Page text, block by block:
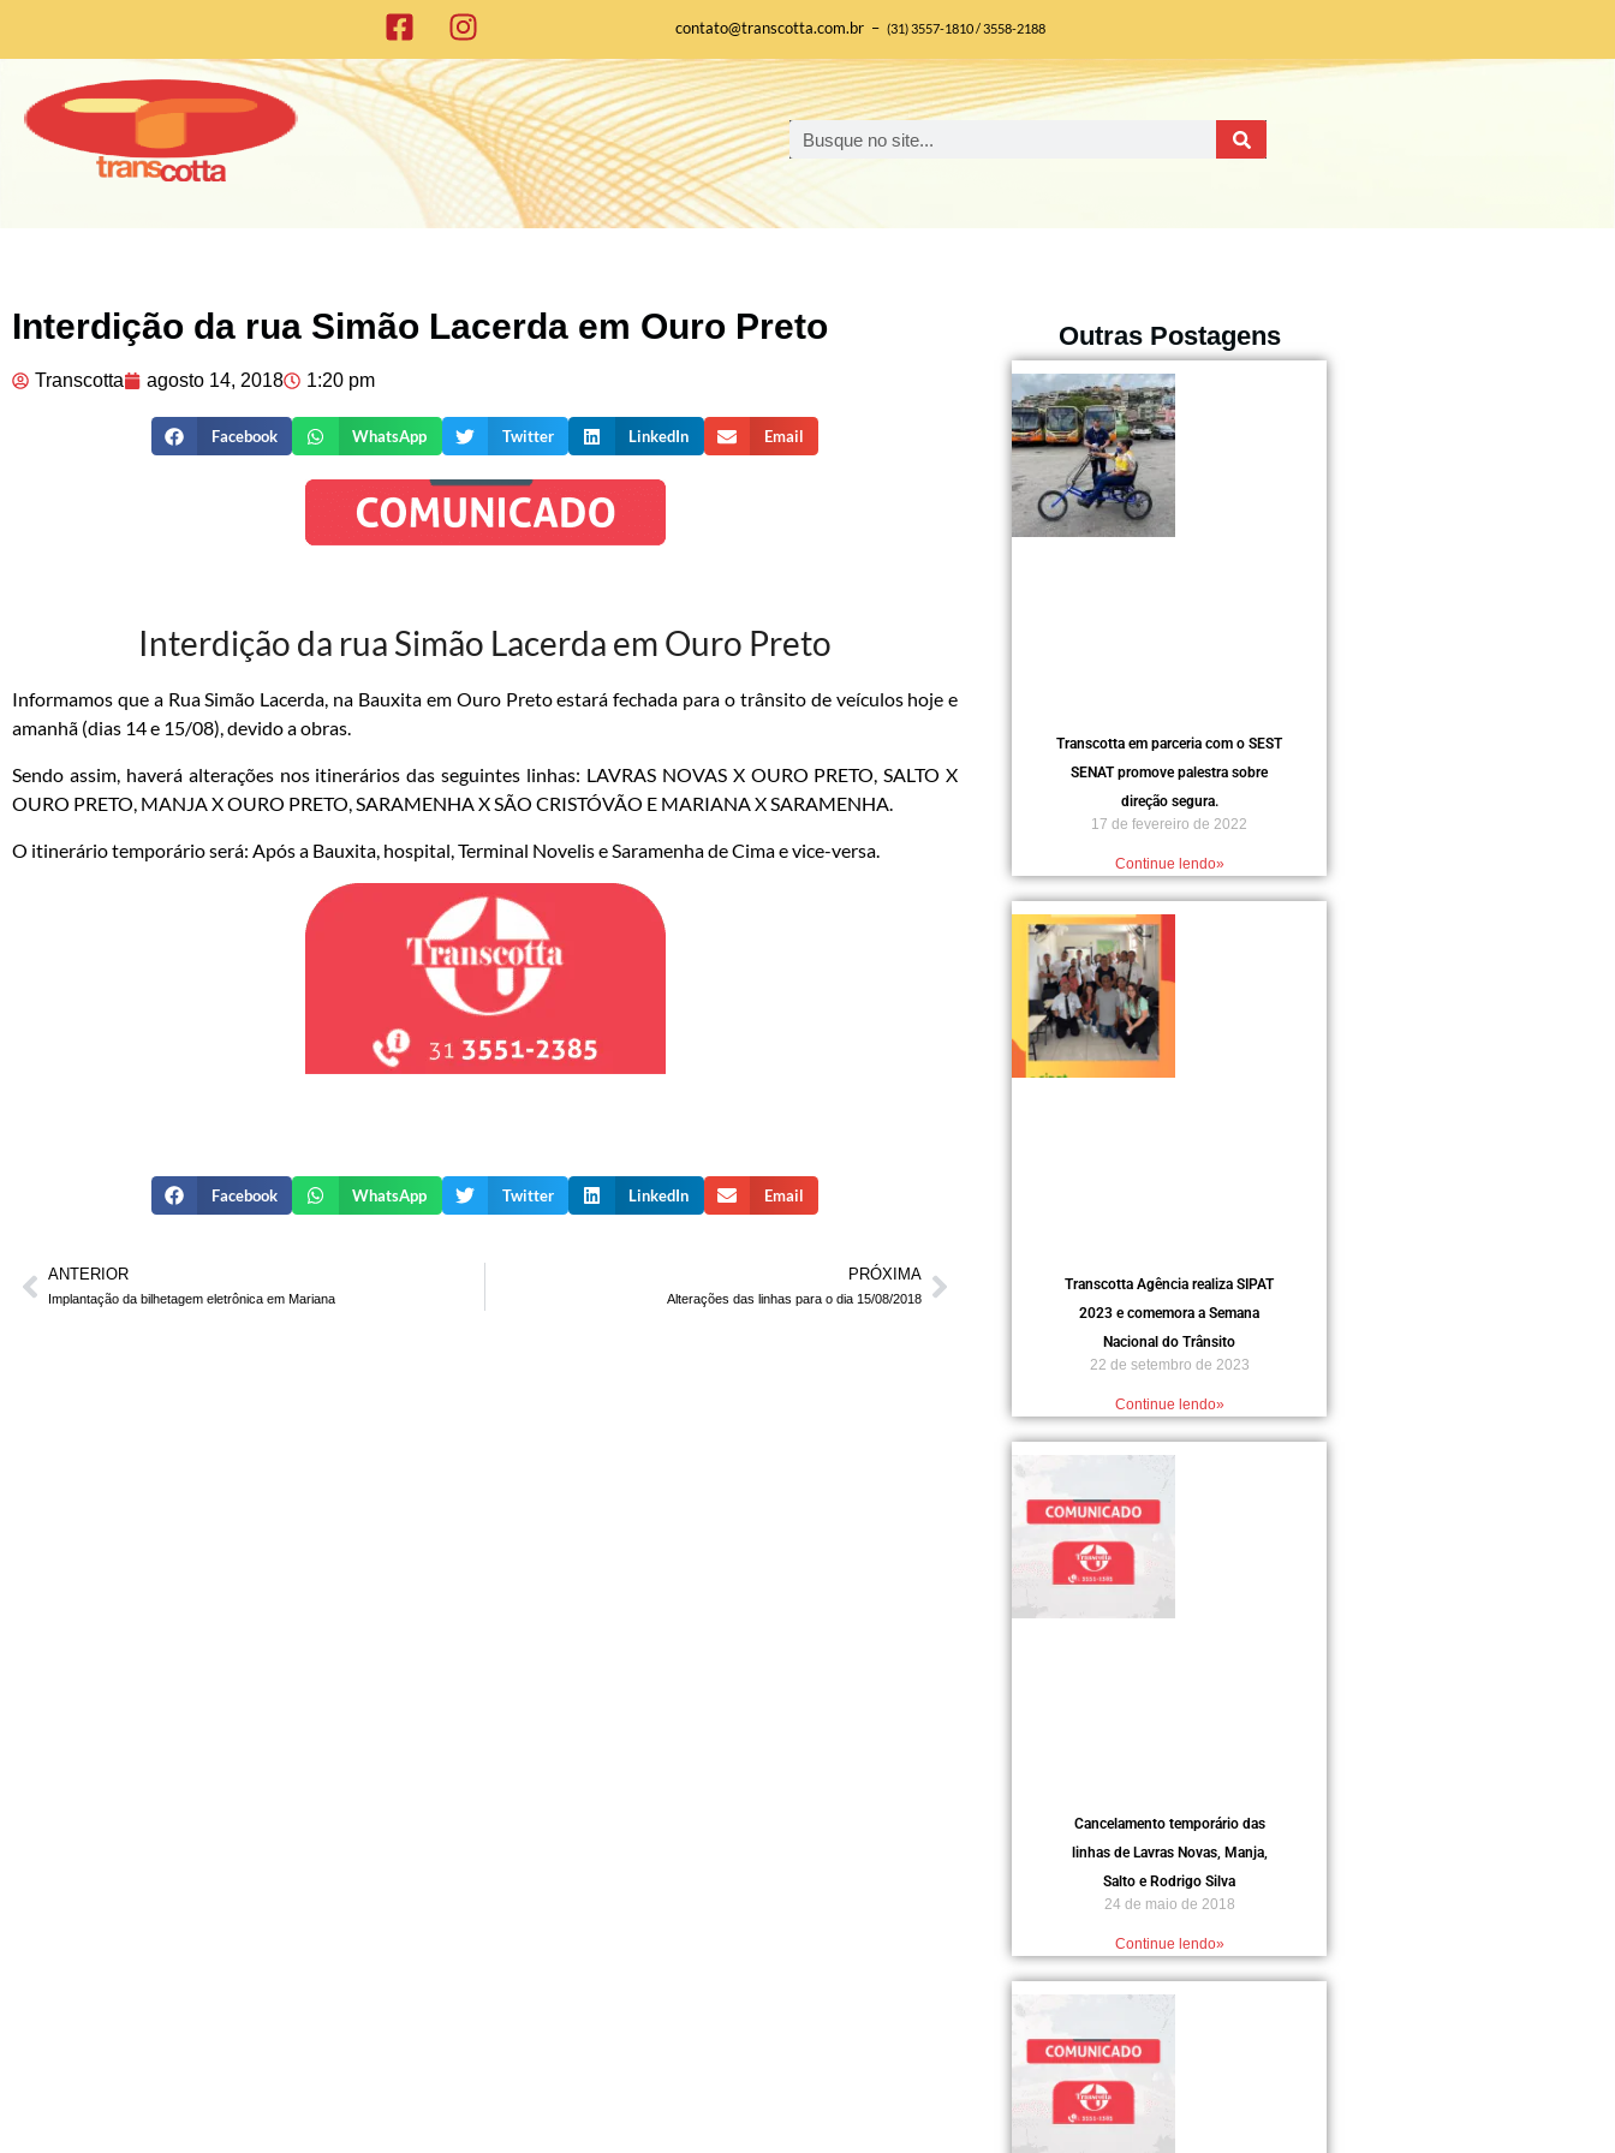
contato@transcotta.com.br – (31) 3557-1810 / 3558-2188
Interdição da rua Simão Lacerda em Ouro Preto
Transcotta agosto 14, 2018 1:20 pm
Facebook WhatsApp Twitter LinkedIn Email
Interdição da rua Simão Lacerda em Ouro Preto
Informamos que a Rua Simão Lacerda, na Bauxita em Ouro Preto estará fechada para o trânsito de veículos hoje e
amanhã (dias 14 e 15/08), devido a obras.
Sendo assim, haverá alterações nos itinerários das seguintes linhas: LAVRAS NOVAS X OURO PRETO, SALTO X
OURO PRETO, MANJA X OURO PRETO, SARAMENHA X SÃO CRISTÓVÃO E MARIANA X SARAMENHA.
O itinerário temporário será: Após a Bauxita, hospital, Terminal Novelis e Saramenha de Cima e vice-versa.
Facebook WhatsApp Twitter LinkedIn Email
ANTERIOR
Implantação da bilhetagem eletrônica em Mariana
PRÓXIMA
Alterações das linhas para o dia 15/08/2018
Outras Postagens
Transcotta em parceria com o SEST
SENAT promove palestra sobre
direção segura.
17 de fevereiro de 2022
Continue lendo»
Transcotta Agência realiza SIPAT
2023 e comemora a Semana
Nacional do Trânsito
22 de setembro de 2023
Continue lendo»
Cancelamento temporário das
linhas de Lavras Novas, Manja,
Salto e Rodrigo Silva
24 de maio de 2018
Continue lendo»